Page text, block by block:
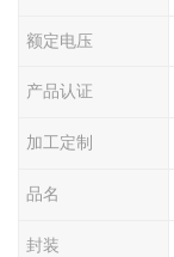
额定电压
产品认证
加工定制
品名
封装